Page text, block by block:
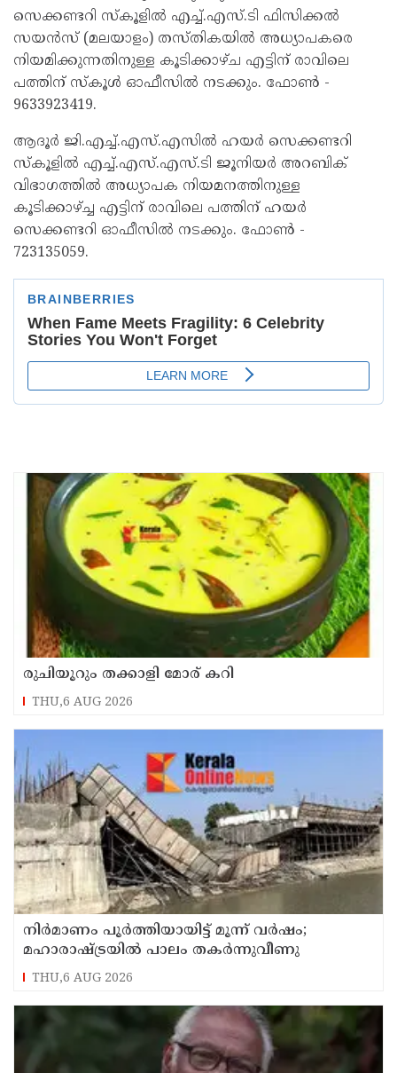
സെക്കണ്ടറി സ്‌കൂളിൽ എച്ച്.എസ്.ടി ഫിസിക്കൽ
സയൻസ് (മലയാളം) തസ്തികയിൽ അധ്യാപകരെ
നിയമിക്കുന്നതിനുള്ള കൂടിക്കാഴ്ച എട്ടിന് രാവിലെ
പത്തിന് സ്‌കൂൾ ഓഫീസിൽ നടക്കും. ഫോൺ -
9633923419.
ആദൂർ ജി.എച്ച്.എസ്.എസിൽ ഹയർ സെക്കണ്ടറി
സ്‌കൂളിൽ എച്ച്.എസ്.എസ്.ടി ജൂനിയർ അറബിക്
വിഭാഗത്തിൽ അധ്യാപക നിയമനത്തിനുള്ള
കൂടിക്കാഴ്ച്ച എട്ടിന് രാവിലെ പത്തിന് ഹയർ
സെക്കണ്ടറി ഓഫീസിൽ നടക്കും. ഫോൺ -
723135059.
രുചിയൂറും തക്കാളി മോര് കറി
THU,6 AUG 2026
നിർമാണം പൂർത്തിയായിട്ട് മൂന്ന് വർഷം;
മഹാരാഷ്ട്രയിൽ പാലം തകർന്നുവീണു
THU,6 AUG 2026